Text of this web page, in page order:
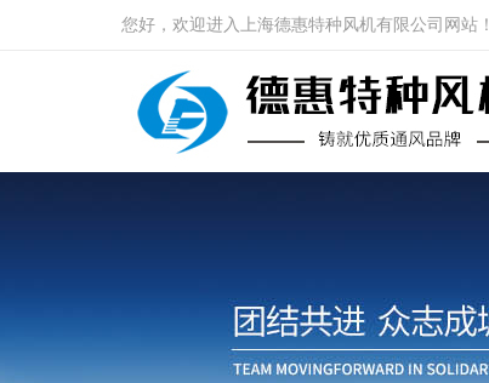
您好，欢迎进入上海德惠特种风机有限公司网站！